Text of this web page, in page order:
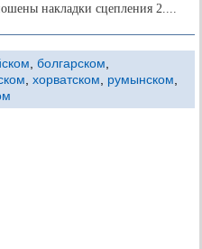
накладки сцепления 2....
болгарском
хорватском румынском